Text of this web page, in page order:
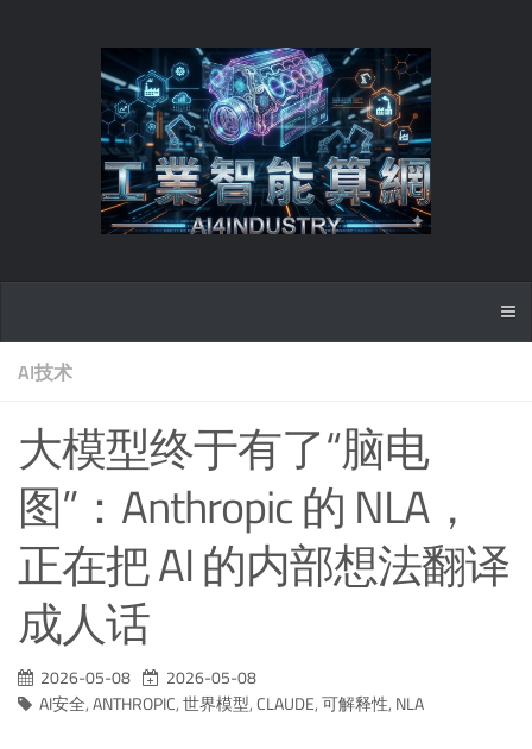
AI技术
大模型终于有了“脑电
图”：Anthropic 的 NLA，
正在把 AI 的内部想法翻译
成人话
2026-05-08
2026-05-08
AI安全,ANTHROPIC,世界模型,CLAUDE,可解释性, NLA